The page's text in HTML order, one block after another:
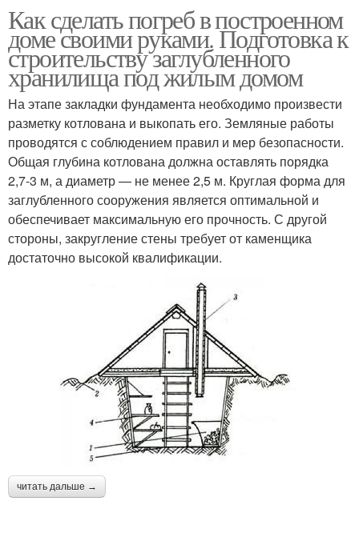
Как сделать погреб в построенном
доме своими руками. Подготовка к
строительству заглубленного
хранилища под жилым домом
На этапе закладки фундамента необходимо произвести
разметку котлована и выкопать его. Земляные работы
проводятся с соблюдением правил и мер безопасности.
Общая глубина котлована должна оставлять порядка
2,7-3 м, а диаметр — не менее 2,5 м. Круглая форма для
заглубленного сооружения является оптимальной и
обеспечивает максимальную его прочность. С другой
стороны, закругление стены требует от каменщика
достаточно высокой квалификации.
читать дальше →